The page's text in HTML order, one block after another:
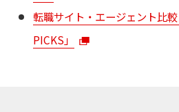
転職サイト・エージェント比
PICKS」